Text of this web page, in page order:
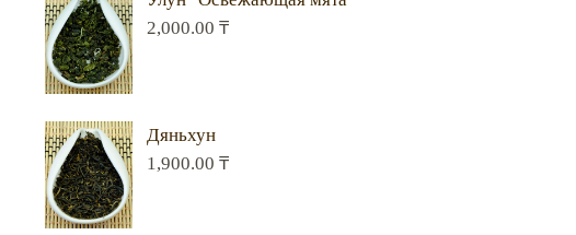
2,000.00 ₸
Дяньхун
1,900.00 ₸